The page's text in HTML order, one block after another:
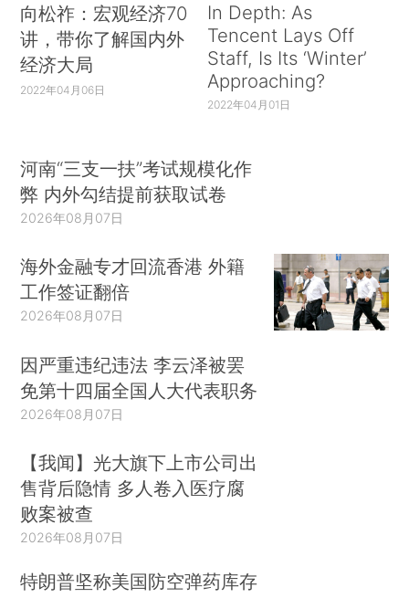
向松祚：宏观经济70
讲，带你了解国内外
经济大局
2022年04月06日
In Depth: As
Tencent Lays Off
Staff, Is Its ‘Winter’
Approaching?
2022年04月01日
河南“三支一扶”考试规模化作
弊 内外勾结提前获取试卷
2026年08月07日
海外金融专才回流香港 外籍
工作签证翻倍
2026年08月07日
因严重违纪违法 李云泽被罢
免第十四届全国人大代表职务
2026年08月07日
【我闻】光大旗下上市公司出
售背后隐情 多人卷入医疗腐
败案被查
2026年08月07日
特朗普坚称美国防空弹药库存